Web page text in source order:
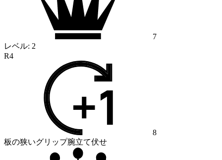
7
レベル: 2
R4
8
板の狭いグリップ腕立て伏せ